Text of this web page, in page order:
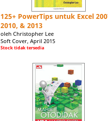
125+ PowerTips untuk Excel
2010, & 2013
oleh Christopher Lee
Soft Cover, April 2015
Stock tidak tersedia